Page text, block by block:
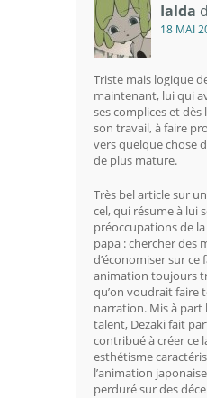
Ialda
18 MAI
Triste mais logique
maintenant, lui qui
ses complices et dès
son travail, à faire
vers quelque chose
de plus mature.
Très bel article sur
cel, qui résume à lui
préoccupations de
papa : chercher des
d’économiser sur
animation toujours
qu’on voudrait faire
narration. Mis à part
talent, Dezaki fait
contribué à créer ce
esthétisme
l’animation
perduré sur des